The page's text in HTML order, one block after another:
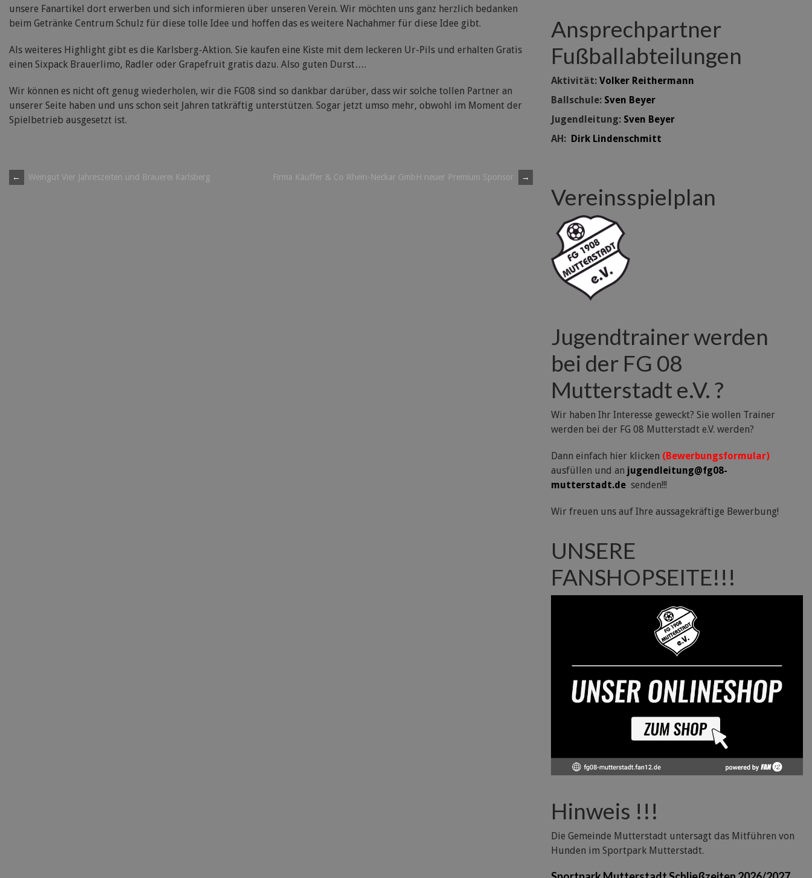
unsere Fanartikel dort erwerben und sich informieren über unseren Verein. Wir möchten uns ganz herzlich bedanken
beim Getränke Centrum Schulz für diese tolle Idee und hoffen das es weitere Nachahmer für diese Idee gibt.
Als weiteres Highlight gibt es die Karlsberg-Aktion. Sie kaufen eine Kiste mit dem leckeren Ur-Pils und erhalten Gratis
einen Sixpack Brauerlimo, Radler oder Grapefruit gratis dazu. Also guten Durst….
Wir können es nicht oft genug wiederholen, wir die FG08 sind so dankbar darüber, dass wir solche tollen Partner an
unserer Seite haben und uns schon seit Jahren tatkräftig unterstützen. Sogar jetzt umso mehr, obwohl im Moment der
Spielbetrieb ausgesetzt ist.
Post
← Weingut Vier Jahreszeiten und Brauerei Karlsberg Firma Käuffer & Co Rhein-Neckar GmbH neuer Premium Sponsor →
Ansprechpartner
Fußballabteilungen
Aktivität:Volker Reithermann
Ballschule: Sven Beyer
Jugendleitung: Sven Beyer
AH: Dirk Lindenschmitt
Vereinsspielplan
Jugendtrainer werden
bei der FG 08
Mutterstadt e.V. ?
Wir haben Ihr Interesse geweckt? Sie wollen Trainer
werden bei der FG 08 Mutterstadt e.V. werden?
Dann einfach hier klicken (Bewerbungsformular)
ausfüllen und an jugendleitung@fg08-
mutterstadt.de senden!!!
Wir freuen uns auf Ihre aussagekräftige Bewerbung!
UNSERE
FANSHOPSEITE!!!
Hinweis !!!
Die Gemeinde Mutterstadt untersagt das Mitführen von
Hunden im Sportpark Mutterstadt.